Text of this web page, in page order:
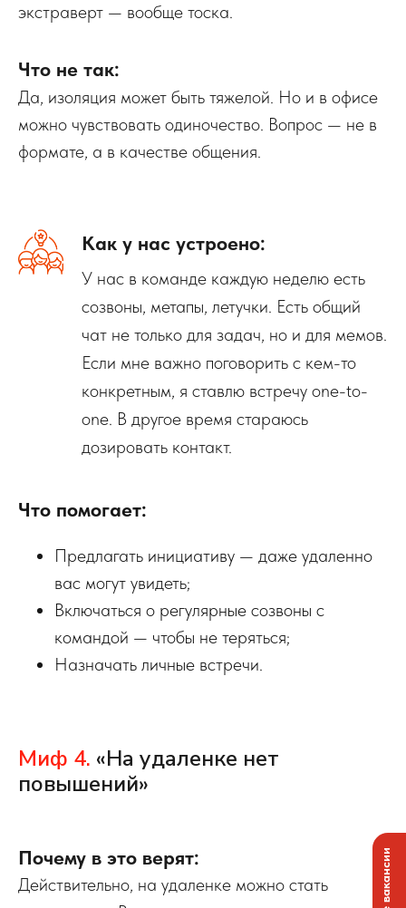
экстраверт — вообще тоска.
Что не так:
Да, изоляция может быть тяжелой. Но и в офисе
можно чувствовать одиночество. Вопрос — не в
формате, а в качестве общения.
Как у нас устроено:
У нас в команде каждую неделю есть
созвоны, метапы, летучки. Есть общий
чат не только для задач, но и для мемов.
Если мне важно поговорить с кем-то
конкретным, я ставлю встречу one-to-
one. В другое время стараюсь
дозировать контакт.
Что помогает:
Предлагать инициативу — даже удаленно
вас могут увидеть;
Включаться о регулярные созвоны с
командой — чтобы не теряться;
Назначать личные встречи.
Миф 4. «На удаленке нет
повышений»
Почему в это верят:
Действительно, на удаленке можно стать